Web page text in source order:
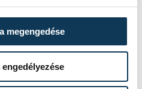
megengedése